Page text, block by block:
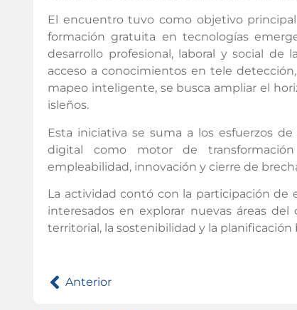
El encuentro tuvo como objetivo
formación gratuita en tecnologías
desarrollo profesional, laboral y social de
acceso a conocimientos en tele
mapeo inteligente, se busca ampliar el
isleños.
Esta iniciativa se suma a los esfuerzos
digital como motor de
empleabilidad, innovación y cierre de
La actividad contó con la participación
interesados en explorar nuevas áreas
territorial, la sostenibilidad y la planificación
Anterior